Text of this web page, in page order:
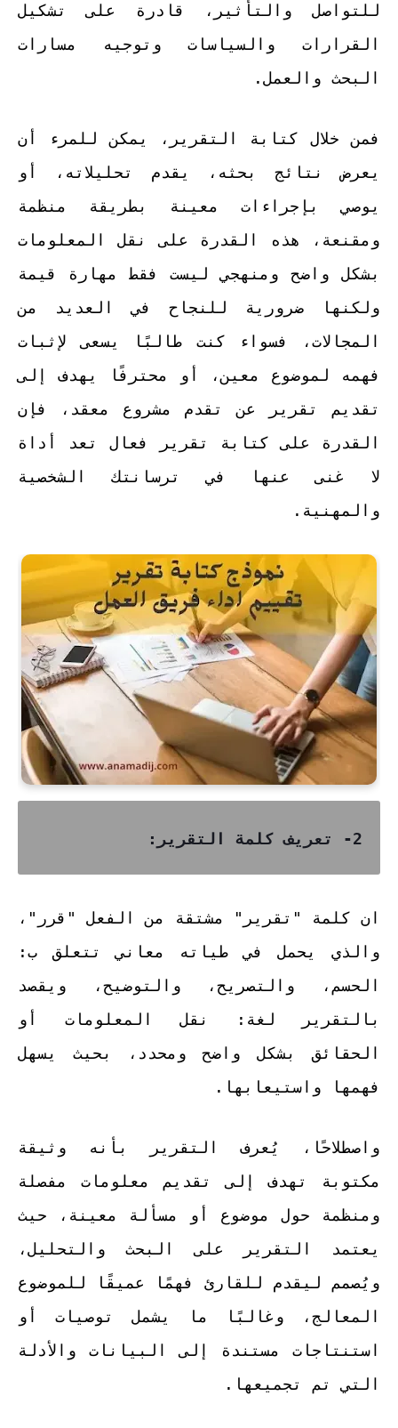
للتواصل والتأثير، قادرة على تشكيل
القرارات والسياسات وتوجيه مسارات
البحث والعمل.
فمن خلال كتابة التقرير، يمكن للمرء أن
يعرض نتائج بحثه، يقدم تحليلاته، أو
يوصي بإجراءات معينة بطريقة منظمة
ومقنعة، هذه القدرة على نقل المعلومات
بشكل واضح ومنهجي ليست فقط مهارة قيمة
ولكنها ضرورية للنجاح في العديد من
المجالات، فسواء كنت طالبًا يسعى لإثبات
فهمه لموضوع معين، أو محترفًا يهدف إلى
تقديم تقرير عن تقدم مشروع معقد، فإن
القدرة على كتابة تقرير فعال تعد أداة
لا غنى عنها في ترسانتك الشخصية
والمهنية.
2- تعريف كلمة التقرير:
ان كلمة "تقرير" مشتقة من الفعل "قرر"،
والذي يحمل في طياته معاني تتعلق ب:
الحسم، والتصريح، والتوضيح، ويقصد
بالتقرير لغة: نقل المعلومات أو
الحقائق بشكل واضح ومحدد، بحيث يسهل
فهمها واستيعابها.
واصطلاحًا، يُعرف التقرير بأنه وثيقة
مكتوبة تهدف إلى تقديم معلومات مفصلة
ومنظمة حول موضوع أو مسألة معينة، حيث
يعتمد التقرير على البحث والتحليل،
ويُصمم ليقدم للقارئ فهمًا عميقًا للموضوع
المعالج، وغالبًا ما يشمل توصيات أو
استنتاجات مستندة إلى البيانات والأدلة
التي تم تجميعها.